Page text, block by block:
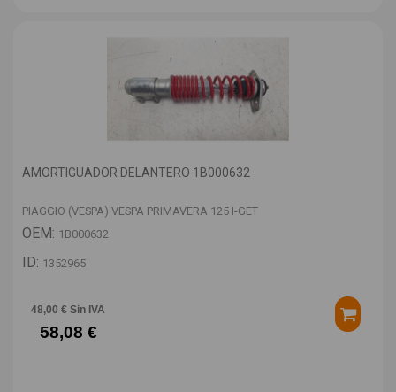
AMORTIGUADOR DELANTERO 1B000632
PIAGGIO (VESPA) VESPA PRIMAVERA 125 I-GET
OEM: 1B000632
ID: 1352965
48,00 € Sin IVA
58,08 €